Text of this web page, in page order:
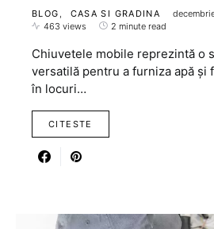
BLOG CASA SI GRADINA
463 views
2 minute read
Chiuvetele mobile reprezintă o
versatilă pentru a furniza apă și
în locuri…
CITESTE